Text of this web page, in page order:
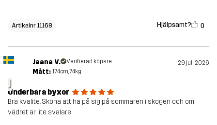
Artikelnr 11168 Hjälpsamt? 0
J
Jaana V. Verifierad köpare 29 juli 2026
Mått: 174cm, 74kg
Underbara byxor
Bra kvalite. Sköna att ha på sig på sommaren i skogen och om
vädret är lite svalare